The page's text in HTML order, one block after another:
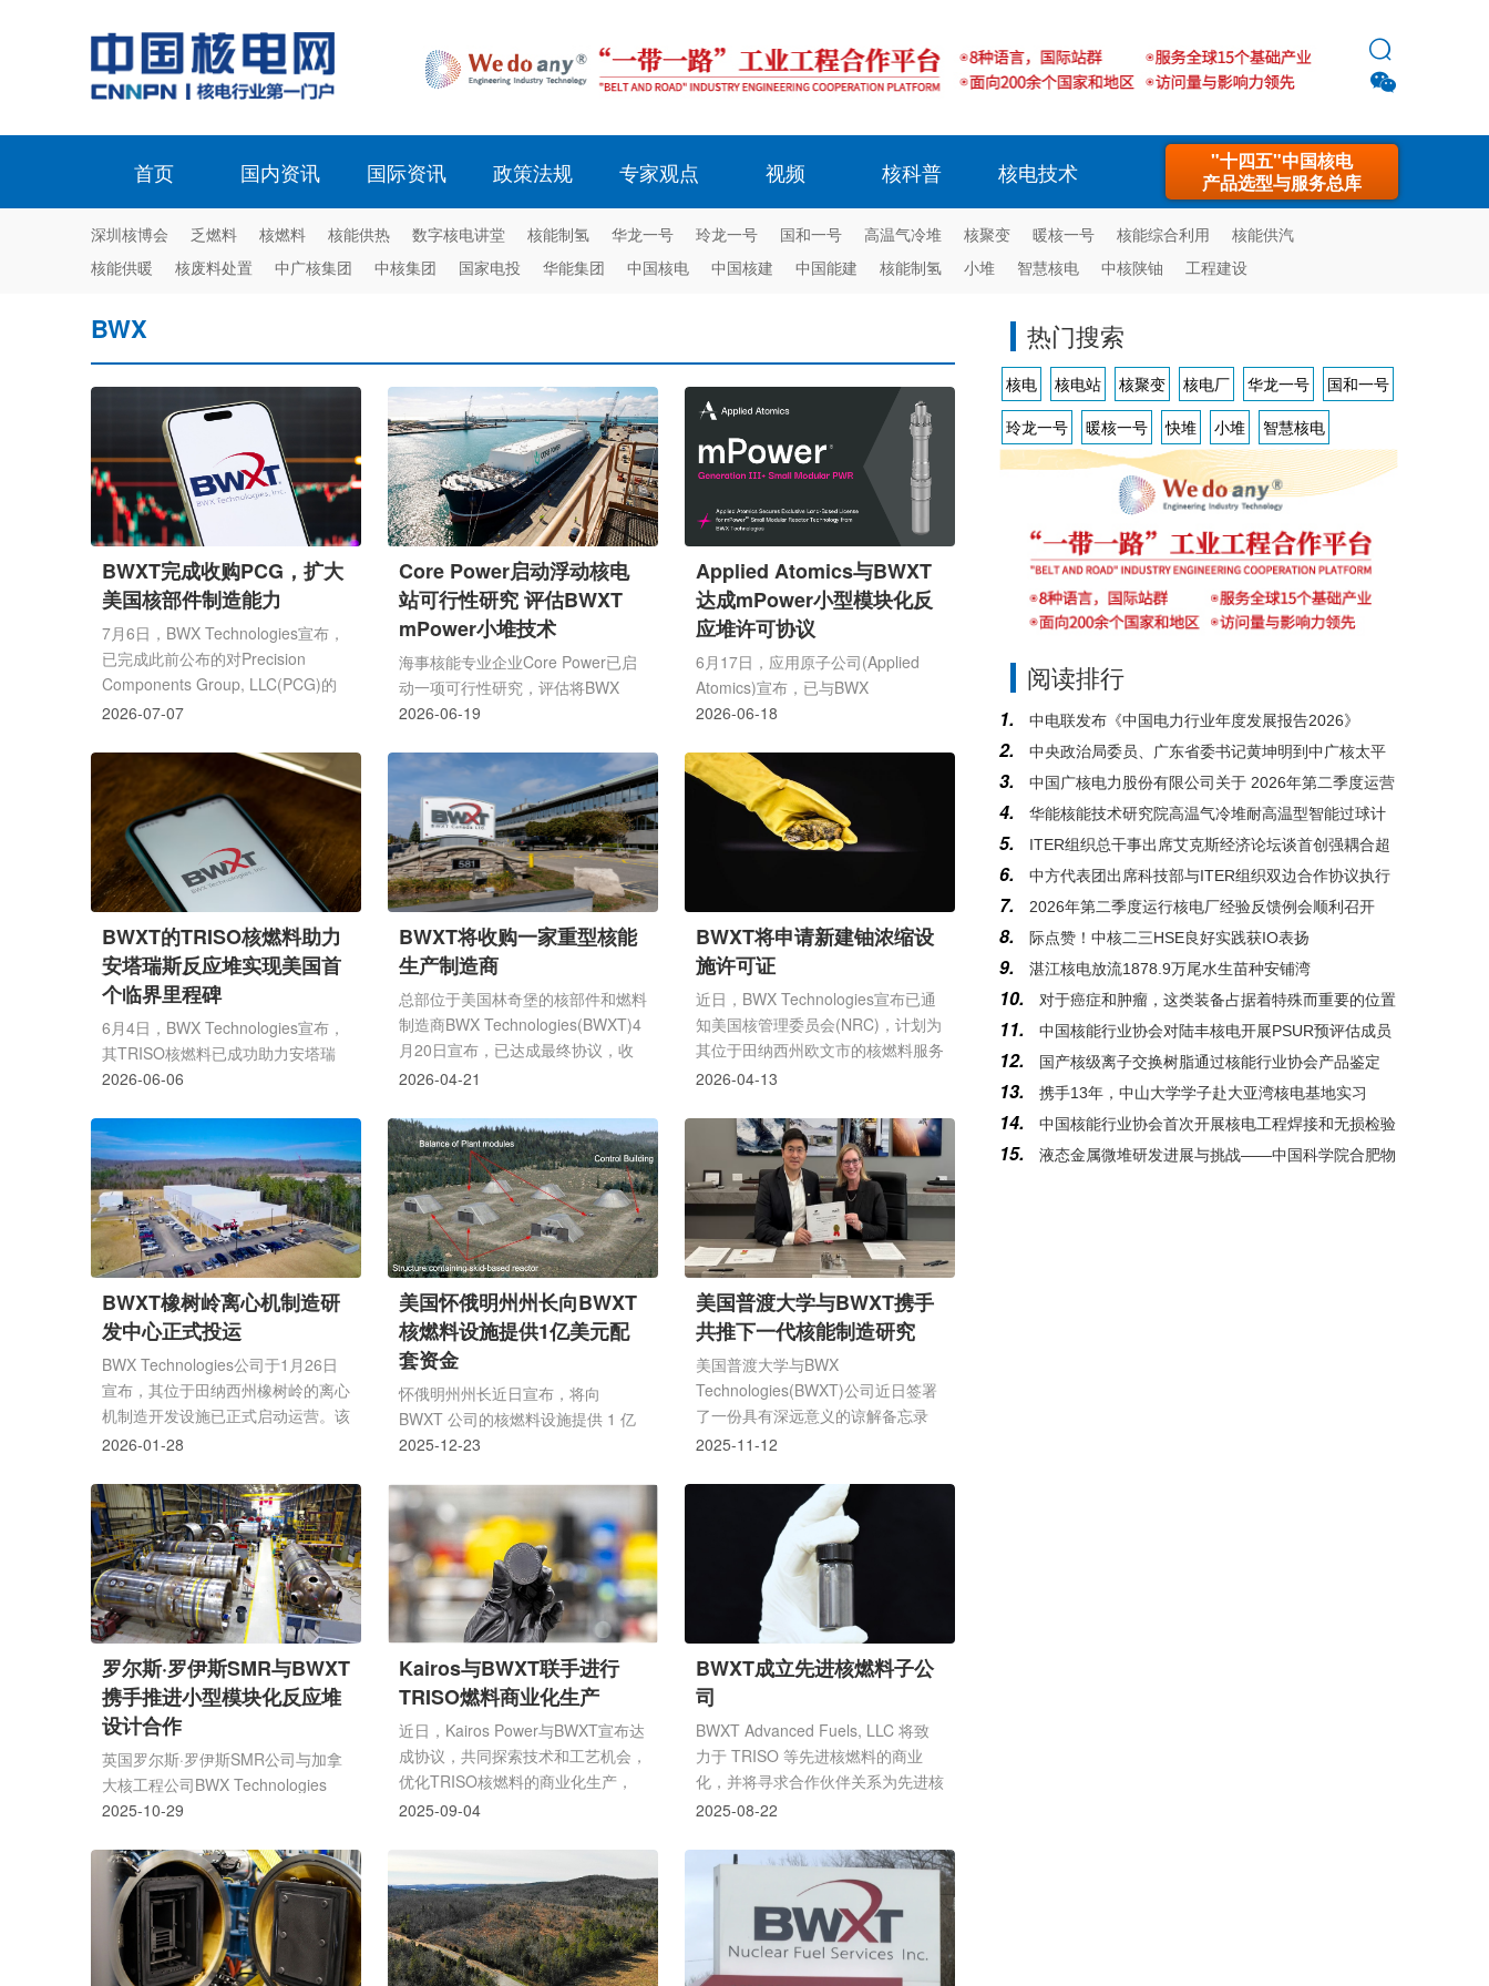


首页 国内资讯 国际资讯 政策法规 专家观点 视频 核科普 核电技术
"十四五"中国核电
产品选型与服务总库
深圳核博会 乏燃料 核燃料 核能供热 数字核电讲堂 核能制氢 华龙一号 玲龙一号 国和一号 高温气冷堆 核聚变 暖核一号 核能综合利用
核能供汽
核能供暖
核废料处置 中广核集团 中核集团 国家电投 华能集团 中国核电 中国核建 中国能建 核能制氢 小堆 智慧核电 中核陕铀 工程建设
BWX
BWXT完成收购PCG，扩大
美国核部件制造能力
7月6日，BWX Technologies宣布，
已完成此前公布的对Precision
Components Group, LLC(PCG)的
收购，交易范围包括其子公司
Components(PCC)和DC
Fabricators(DCF)。PCG是一家美
国制造商，主要生产复杂的厚壁传热
组件。BWXT表示，这笔收购将扩大
公司的重型制造业务版图，并提升其
为商业核能领域供应美国制造核部件
的能力。BWXT商业运营总裁John
MacQuarrie表示，可靠、无碳能源
需求持续增长，使
2026-07-07
Core Power启动浮动核电
站可行性研究 评估BWXT
mPower小堆技术
海事核能专业企业Core Power已启
动一项可行性研究，评估将BWX
Technologies的mPower小型模块化
mPower为一体化压水堆设计，装机
容量195 MWe(575 MWt)。研究范
围涵盖基线信息交换、系统工程、运
行概念开发、产品需求定义、监管路
径评估、海上集成研究及技术经济分
析。浮动核电站可在船厂建造并移至
终端用户和高需求区域附近。Core
Power表示，将建造转移至受控工业
环境下，可降低交付风险、提高可复
制性，并为受...
2026-06-19
Applied Atomics与BWXT
达成mPower小型模块化反
应堆许可协议
6月17日，应用原子公司(Applied
Atomics)宣布，已与BWX
Technologies(BWXT)就
(SMR)技术达成许可协议。根据协
议，应用原子公司将拥有在美国、加
拿大及其他地区陆基核设施中使用
mPower技术的独家商业开发和部署
对第三方制造的组件收取特许权使用
费，协议财务条款未披露。mPower
图片由 BWX Technologies, Inc. 提
供mPower被设
2026-06-18
BWXT的TRISO核燃料助力
安塔瑞斯反应堆实现美国首
个临界里程碑
6月4日，BWX Technologies宣布，
其TRISO核燃料已成功助力安塔瑞
斯核能公司的反应堆实现了美国能源
界里程碑。BWXT还利用美国国家核
安全管理局提供的废料，加工了用于
制造安塔瑞斯TRISO燃料压块的高
丰度低浓缩铀原料。美国能源部长克
里斯·赖特表示，这标志着美国先进
核燃料制造领域一个历史性的里程
碑，特朗普政府很荣幸能与BWXT等
私营企业合作，共同加强可靠安全的
核供应链基础。BWXT总裁兼首席执
行官雷克斯·D...
2026-06-06
BWXT将收购一家重型核能
生产制造商
总部位于美国林奇堡的核部件和燃料
制造商BWX Technologies(BWXT)4
月20日宣布，已达成最终协议，收
购总部位于宾夕法尼亚州的制造商
Group(PCG)。PCG是一家私营企
业，生产复杂的厚壁传热部件，
2025年收入约为1.25亿美元。此次
收购预计于2026年下半年完成，不
过交易的财务条款尚未披露。BWXT
总裁兼首席执行官雷克斯·D·格维登
在声明中称，随着北美核能需求加速
增长，BWXT致力于提供商业核工业
所需的产能和速度，此次收购将立即
为...
2026-04-21
BWXT将申请新建铀浓缩设
施许可证
近日，BWX Technologies宣布已通
知美国核管理委员会(NRC)，计划为
其位于田纳西州欧文市的核燃料服务
(NFS)设施附近新建的铀浓缩设施申
以支持审查，BWXT预计2027年第
一季度提交申请。埃尔温设施的许可
审批工作，直接支持BWXT此前与美
国能源部国家核安全管理局(NNSA)
签订的价值15亿美元合同。BWXT旨
在借此帮助美国恢复完全自主的铀浓
缩能力，用于国防和海军推进任务，
巩固其对国家国防核计划数十年的支
持。通过向NRC发...
2026-04-13
BWXT橡树岭离心机制造研
发中心正式投运
BWX Technologies公司于1月26日
宣布，其位于田纳西州橡树岭的离心
机制造开发设施已正式启动运营。该
设施在美国能源部国家核安全管理局
缩能力，以满足国家安全需求。
BWXT公司将利用该工厂生产的离心
机，支持其位于田纳西州欧文市的国
内铀浓缩离心机实验试点工厂。该试
点工厂将首先演示低浓缩铀生产，以
供应NNSA的国防任务，后续将改造
用于生产海军推进系统所需的高浓缩
铀。BWXT强调，其DUECE技术不
会用于商业铀浓...
2026-01-28
美国怀俄明州州长向BWXT
核燃料设施提供1亿美元配
套资金
怀俄明州州长近日宣布，将向
BWXT 公司的核燃料设施提供 1 亿
美元配套资金，以帮助其在怀俄明州
旨在支持该州核燃料产业的发展，助
力相关设施的建设与升级。BWXT
公司作为核技术领域的重要企业，其
核燃料设施的建设与运营有望为怀俄
明州带来显著的经济效益，包括创造
就业岗位、推动当地产业链升级等。
此次配套资金的发放，体现了州政府
对核能产业发展的重视，也为该核燃
料设施项目的顺利推进提供了有力的
资金保障，未...
2025-12-23
美国普渡大学与BWXT携手
共推下一代核能制造研究
美国普渡大学与BWX
Technologies(BWXT)公司近日签署
了一份具有深远意义的谅解备忘录
(MOU)，双方将建立专注于下一代
聚焦于小型模块化反应堆(SMR)及微
型反应堆等前沿技术，旨在共同推动
核能领域的创新与发展。普渡大学校
长芒·蒋表示：此次合作对普渡大学
及核能创新的未来具有变革意义。通
过结合我们顶尖的工程项目与小型模
块化反应堆等尖端核技术，我们不仅
能加速研究进程，更为培养下一代科
学家、工程师和政...
2025-11-12
罗尔斯·罗伊斯SMR与BWXT
携手推进小型模块化反应堆
设计合作
英国罗尔斯·罗伊斯SMR公司与加拿
大核工程公司BWX Technologies
Inc近日签署合同及谅解备忘录，旨
发领域的合作。根据协议，BWXT将
负责设计劳斯莱斯小型模块化反应堆
(SMR)的核蒸汽发生器。这款基于小
型压水反应堆技术的SMR，设计功
率达470 MWe，预计能提供至少60
2025-10-29
Kairos与BWXT联手进行
TRISO燃料商业化生产
近日，Kairos Power与BWXT宣布达
成协议，共同探索技术和工艺机会，
优化TRISO核燃料的商业化生产，
为Kairos Power的先进反应堆机组及
区的TRISO开发实验室、弗吉尼亚
州林奇堡的BWXT创新园区以及
BWXT现有的TRISO生产线，优化
TRISO燃料制造和工艺自动化。双
2025-09-04
BWXT成立先进核燃料子公
司
BWXT Advanced Fuels, LLC 将致
力于 TRISO 等先进核燃料的商业
化，并将寻求合作伙伴关系为先进核
反应堆提供商用核燃料。TRISO燃
Technologies (BWXT) 表示：BWXT
Advanced Fuels 致力于利用其在林
奇堡工厂生产 TRISO 燃料 20 多年
的经验，确保 BWXT 生产的核燃料
在商业规模上的可用性。TRISO 是
2025-08-22
热门搜索
核电 核电站 核聚变 核电厂 华龙一号
国和一号
玲龙一号
暖核一号 快堆 小堆 智慧核电
阅读排行
1. 中电联发布《中国电力行业年度发展报告2026》
2.
中央政治局委员、广东省委书记黄坤明到中广核太平
岭核电基地调研
3.
中国广核电力股份有限公司关于 2026年第二季度运营
情况的公告
4.
华能核能技术研究院高温气冷堆耐高温型智能过球计
数器系统研发与应用通过科技成果鉴定
5.
ITER组织总干事出席艾克斯经济论坛谈首创强耦合超
大型工程的复杂性管控
6.
中方代表团出席科技部与ITER组织双边合作协议执行
情况2026年度会议
7. 2026年第二季度运行核电厂经验反馈例会顺利召开
8. 际点赞！中核二三HSE良好实践获IO表扬
9. 湛江核电放流1878.9万尾水生苗种安铺湾
10. 对于癌症和肿瘤，这类装备占据着特殊而重要的位置
11.
中国核能行业协会对陆丰核电开展PSUR预评估成员
支持活动
12. 国产核级离子交换树脂通过核能行业协会产品鉴定
13. 携手13年，中山大学学子赴大亚湾核电基地实习
14.
中国核能行业协会首次开展核电工程焊接和无损检验
质量管控专项评估
15.
液态金属微堆研发进展与挑战——中国科学院合肥物